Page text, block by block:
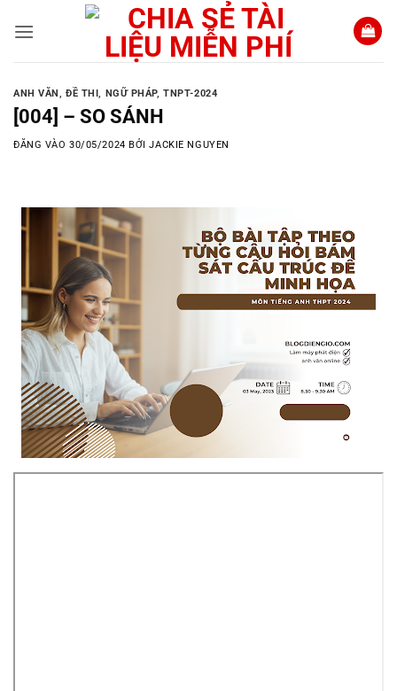
qua
ANH VĂN,ĐỀ THI, NGỮ PHÁP,TNPT-2024
[004] – SO SÁNH
ĐĂNG VÀO30/05/2024 BỞIJACKIE NGUYEN